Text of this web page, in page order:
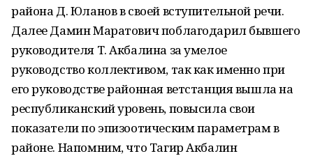
района Д. Юланов в своей вступительной речи.
Далее Дамин Маратович поблагодарил бывшего
руководителя Т. Акбалина за умелое
руководство коллективом, так как именно при
его руководстве районная ветстанция вышла на
республиканский уровень, повысила свои
показатели по эпизоотическим параметрам в
районе. Напомним, что Тагир Акбалин